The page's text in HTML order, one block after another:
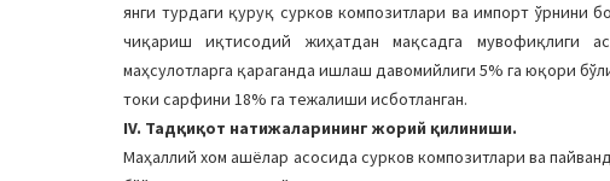
янги турдаги қуруқ сурков композитлари ва импорт ўрнини
чиқариш иқтисодий жиҳатдан мақсадга мувофиқлиги
маҳсулотларга қараганда ишлаш давомийлиги 5% га юқори
токи сарфини 18% га тежалиши исботланган.
IV. Тадқиқот натижаларининг жорий қилиниши.
Маҳаллий хом ашёлар асосида сурков композитлари ва